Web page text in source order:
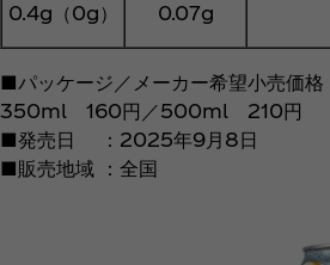
0.4g（0g） 0.07g
■パッケージ／メーカー希望小売価格
350ml 160円／500ml 210円
■発売日 ：2025年9月8日
■販売地域 ：全国